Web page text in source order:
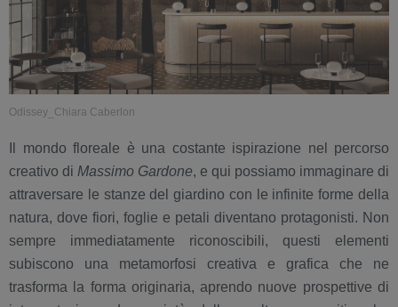
Odissey_Chiara Caberlon
Il mondo floreale è una costante ispirazione nel percorso
creativo di Massimo Gardone, e qui possiamo immaginare di
attraversare le stanze del giardino con le infinite forme della
natura, dove fiori, foglie e petali diventano protagonisti. Non
sempre immediatamente riconoscibili, questi elementi
subiscono una metamorfosi creativa e grafica che ne
trasforma la forma originaria, aprendo nuove prospettive di